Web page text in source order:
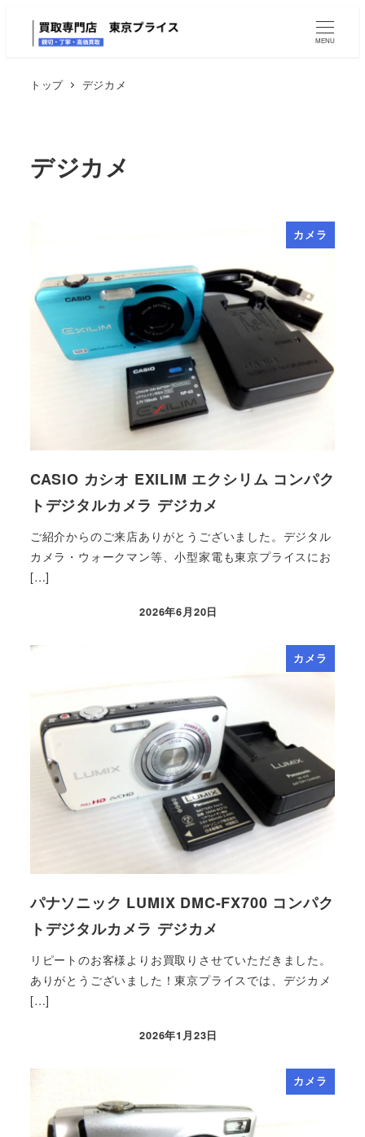
MENU
トップ デジカメ
デジカメ
カメラ
CASIO カシオ EXILIM エクシリム コンパク
トデジタルカメラ デジカメ
ご紹介からのご来店ありがとうございました。デジタル
カメラ・ウォークマン等、小型家電も東京プライスにお
[…]
2026年6月20日
カメラ
パナソニック LUMIX DMC-FX700 コンパク
トデジタルカメラ デジカメ
リピートのお客様よりお買取りさせていただきました。
ありがとうございました！東京プライスでは、デジカメ
[…]
2026年1月23日
カメラ